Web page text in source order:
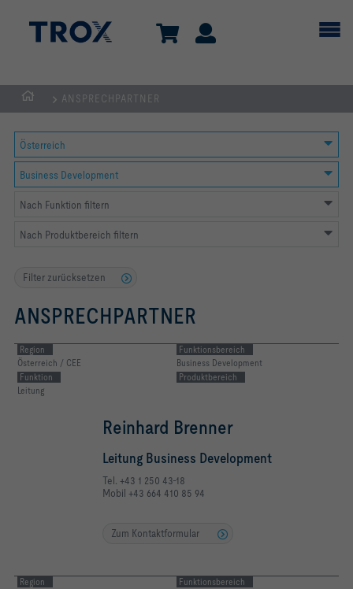
TROX
AUSTRIA
CEE
Geräte
+
zur
und
von
Räumen
ANSPRECHPARTNER
Österreich
Business Development
Nach Funktion filtern
Nach Produktbereich filtern
Filter zurücksetzen
ANSPRECHPARTNER
Region
Österreich / CEE
Funktionsbereich
Business Development
Funktion
Leitung
Produktbereich
Reinhard Brenner
Leitung Business Development
Tel. +43 1 250 43-18
Mobil +43 664 410 85 94
Zum Kontaktformular
Region
Funktionsbereich